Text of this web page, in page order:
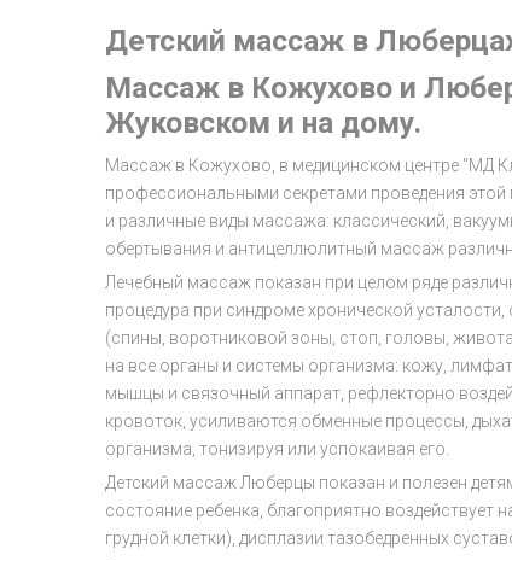
Детский массаж в
Массаж в Кожухово и
Жуковском и на дому.
Массаж в Кожухово, в медицинском центре "МД
профессиональными секретами проведения
и различные виды массажа: классический,
обертывания и антицеллюлитный массаж
Лечебный массаж показан при целом ряде
процедура при синдроме хронической
(спины, воротниковой зоны, стоп, головы,
на все органы и системы организма: кожу,
мышцы и связочный аппарат, рефлекторно
кровоток, усиливаются обменные процессы,
организма, тонизируя или успокаивая его.
Детский массаж Люберцы показан и полезен
состояние ребенка, благоприятно воздействует
грудной клетки), дисплазии тазобедренных